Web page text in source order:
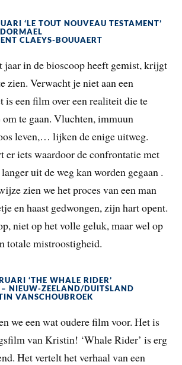
‘LE TOUT NOUVEAU TESTAMENT’
CLAEYS-BOUUAERT
in de bioscoop heeft gemist, krijgt
zien. Verwacht je niet aan een
is een film over een realiteit die te
om te gaan. Vluchten, immuun
leven,… lijken de enige uitweg.
er iets waardoor de confrontatie met
uit de weg kan worden gegaan .
zien we het proces van een man
en haast gedwongen, zijn hart opent.
niet op het volle geluk, maar wel op
totale mistroostigheid.
‘THE WHALE RIDER’
NIEUW-ZEELAND/DUITSLAND
VANSCHOUBROEK
we een wat oudere film voor. Het is
van Kristin! ‘Whale Rider’ is erg
Het vertelt het verhaal van een